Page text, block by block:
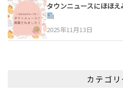
タウンニュースにほほ
2025年11月13日
カテゴリ